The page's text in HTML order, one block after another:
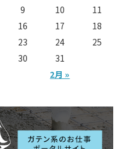
2月 »
9 10
11
16 17
18
23 24
25
30 31